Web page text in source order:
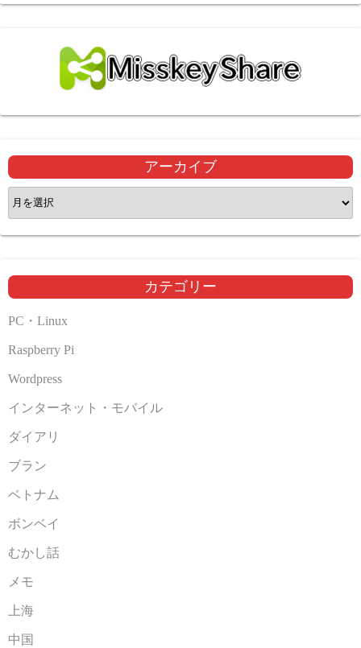
アーカイブ
ア
ー
カ
ブ
カテゴリー
PC・Linux
Raspberry Pi
Wordpress
インターネット・モバイル
ダイアリ
ブラン
ベトナム
ボンベイ
むかし話
メモ
上海
中国